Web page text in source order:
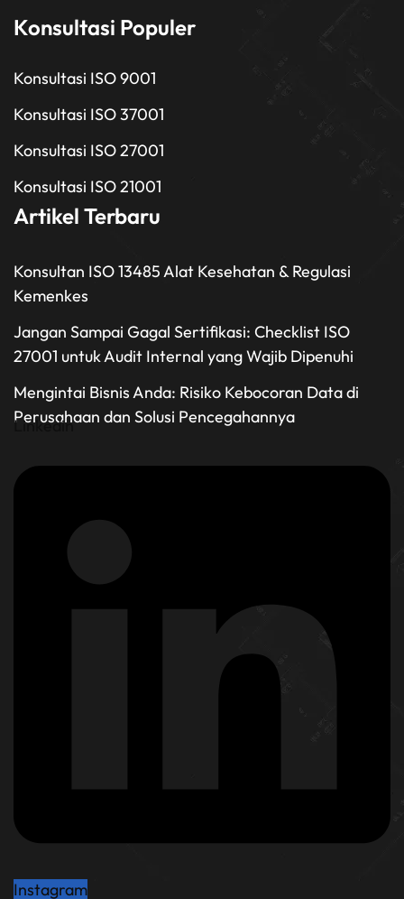
Konsultasi Populer
Konsultasi ISO 9001
Konsultasi ISO 37001
Konsultasi ISO 27001
Konsultasi ISO 21001
Artikel Terbaru
Konsultan ISO 13485 Alat Kesehatan & Regulasi
Kemenkes
Jangan Sampai Gagal Sertifikasi: Checklist ISO
27001 untuk Audit Internal yang Wajib Dipenuhi
Mengintai Bisnis Anda: Risiko Kebocoran Data di
Perusahaan dan Solusi Pencegahannya
Linkedin
Instagram